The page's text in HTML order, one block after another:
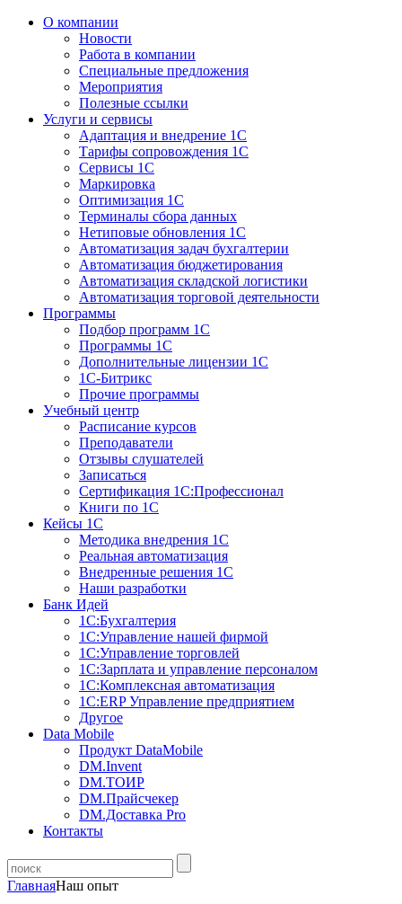
О компании
Новости
Работа в компании
Специальные предложения
Мероприятия
Полезные ссылки
Услуги и сервисы
Адаптация и внедрение 1С
Тарифы сопровождения 1С
Сервисы 1С
Маркировка
Оптимизация 1С
Терминалы сбора данных
Нетиповые обновления 1С
Автоматизация задач бухгалтерии
Автоматизация бюджетирования
Автоматизация складской логистики
Автоматизация торговой деятельности
Программы
Подбор программ 1С
Программы 1С
Дополнительные лицензии 1С
1С-Битрикс
Прочие программы
Учебный центр
Расписание курсов
Преподаватели
Отзывы слушателей
Записаться
Сертификация 1С:Профессионал
Книги по 1С
Кейсы 1С
Методика внедрения 1С
Реальная автоматизация
Внедренные решения 1С
Наши разработки
Банк Идей
1С:Бухгалтерия
1С:Управление нашей фирмой
1С:Управление торговлей
1С:Зарплата и управление персоналом
1С:Комплексная автоматизация
1С:ERP Управление предприятием
Другое
Data Mobile
Продукт DataMobile
DM.Invent
DM.ТОИР
DM.Прайсчекер
DM.Доставка Pro
Контакты
ГлавнаяНаш опыт